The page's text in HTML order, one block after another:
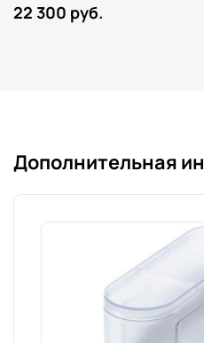
22 300 руб.
Дополнительная